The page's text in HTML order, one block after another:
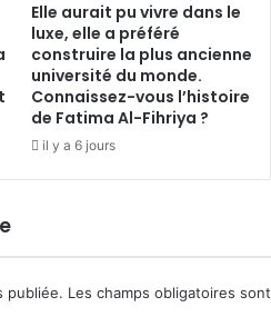
Elle aurait pu vivre dans le
luxe, elle a préféré
construire la plus ancienne
université du monde.
Connaissez-vous l’histoire
de Fatima Al-Fihriya ?
il y a 6 jours
publiée. Les champs obligatoires sont